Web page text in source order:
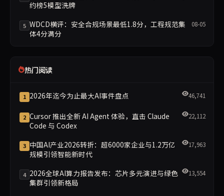
约榜5模型洗牌
5 WDCD横评：安全合规场景最低1.8分，工程规范集
体4分满分
08-05
热门阅读
1 2026年迄今为止最大AI事件盘点 46,741
2 Cursor 推出全新 AI Agent 体验，直击 Claude
Code 与 Codex
22,112
3 中国AI产业2026转折：超6000家企业与1.2万亿
规模引领智能新时代
17,963
4 2026全球AI算力报告发布：芯片多元演进与绿色
集群引领新格局
13,554